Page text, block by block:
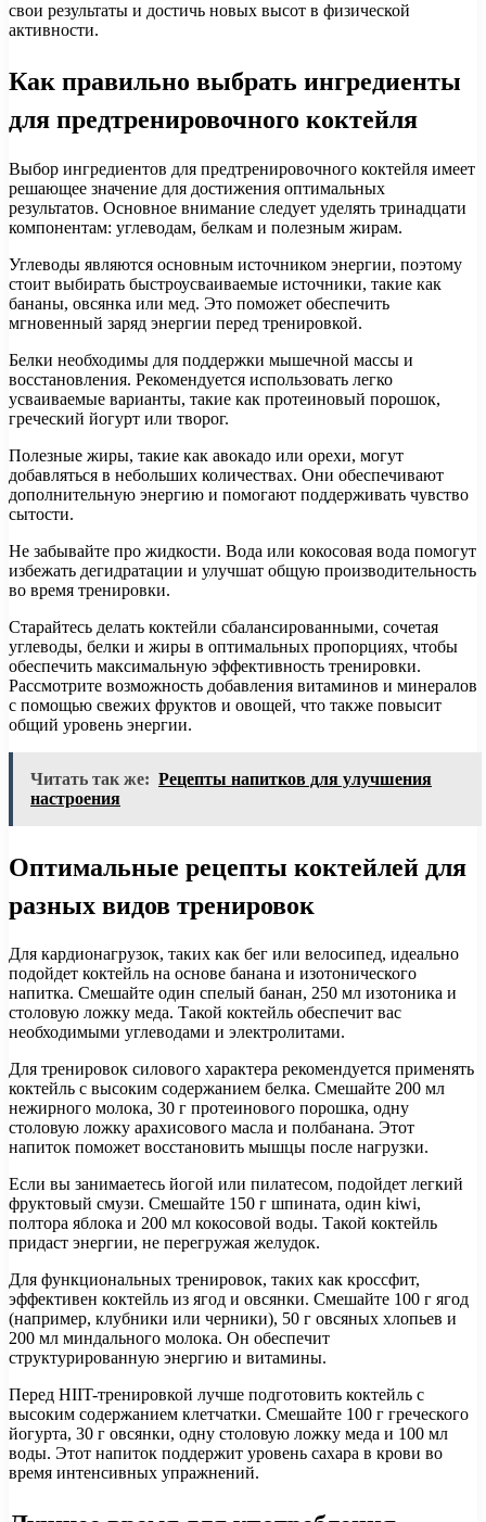
свои результаты и достичь новых высот в физической
активности.
Как правильно выбрать ингредиенты
для предтренировочного коктейля
Выбор ингредиентов для предтренировочного коктейля имеет
решающее значение для достижения оптимальных
результатов. Основное внимание следует уделять тринадцати
компонентам: углеводам, белкам и полезным жирам.
Углеводы являются основным источником энергии, поэтому
стоит выбирать быстроусваиваемые источники, такие как
бананы, овсянка или мед. Это поможет обеспечить
мгновенный заряд энергии перед тренировкой.
Белки необходимы для поддержки мышечной массы и
восстановления. Рекомендуется использовать легко
усваиваемые варианты, такие как протеиновый порошок,
греческий йогурт или творог.
Полезные жиры, такие как авокадо или орехи, могут
добавляться в небольших количествах. Они обеспечивают
дополнительную энергию и помогают поддерживать чувство
сытости.
Не забывайте про жидкости. Вода или кокосовая вода помогут
избежать дегидратации и улучшат общую производительность
во время тренировки.
Старайтесь делать коктейли сбалансированными, сочетая
углеводы, белки и жиры в оптимальных пропорциях, чтобы
обеспечить максимальную эффективность тренировки.
Рассмотрите возможность добавления витаминов и минералов
с помощью свежих фруктов и овощей, что также повысит
общий уровень энергии.
Читать так же: Рецепты напитков для улучшения
настроения
Оптимальные рецепты коктейлей для
разных видов тренировок
Для кардионагрузок, таких как бег или велосипед, идеально
подойдет коктейль на основе банана и изотонического
напитка. Смешайте один спелый банан, 250 мл изотоника и
столовую ложку меда. Такой коктейль обеспечит вас
необходимыми углеводами и электролитами.
Для тренировок силового характера рекомендуется применять
коктейль с высоким содержанием белка. Смешайте 200 мл
нежирного молока, 30 г протеинового порошка, одну
столовую ложку арахисового масла и полбанана. Этот
напиток поможет восстановить мышцы после нагрузки.
Если вы занимаетесь йогой или пилатесом, подойдет легкий
фруктовый смузи. Смешайте 150 г шпината, один kiwi,
полтора яблока и 200 мл кокосовой воды. Такой коктейль
придаст энергии, не перегружая желудок.
Для функциональных тренировок, таких как кроссфит,
эффективен коктейль из ягод и овсянки. Смешайте 100 г ягод
(например, клубники или черники), 50 г овсяных хлопьев и
200 мл миндального молока. Он обеспечит
структурированную энергию и витамины.
Перед HIIT-тренировкой лучше подготовить коктейль с
высоким содержанием клетчатки. Смешайте 100 г греческого
йогурта, 30 г овсянки, одну столовую ложку меда и 100 мл
воды. Этот напиток поддержит уровень сахара в крови во
время интенсивных упражнений.